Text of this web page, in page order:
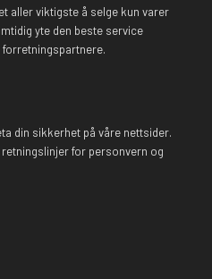
aller viktigste å selge kun varer
yte den beste service
din sikkerhet på våre nettsider.
for personvern og